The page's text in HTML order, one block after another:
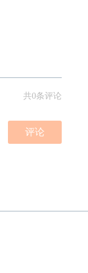
共0条评论
评论